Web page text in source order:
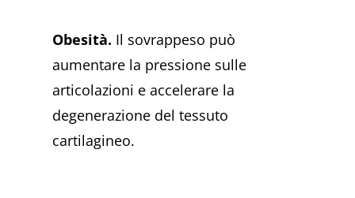
Obesità. Il sovrappeso può
aumentare la pressione sulle
articolazioni e accelerare la
degenerazione del tessuto
cartilagineo.